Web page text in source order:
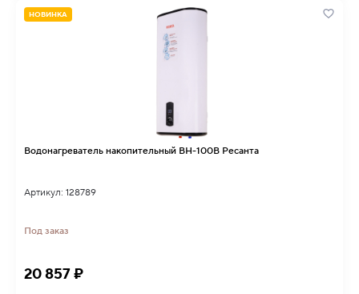
НОВИНКА
Водонагреватель накопительный ВН-100В Ресанта
Артикул: 128789
Под заказ
20 857 ₽